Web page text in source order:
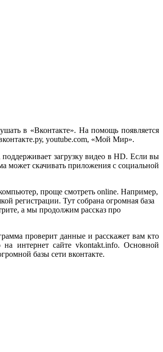
в «Вконтакте». На помощь появляется
youtube.com, «Мой Мир».
загрузку видео в HD. Если вы
может скачивать приложения с социальной
проще смотреть online. Например,
регистрации. Тут собрана огромная база
а мы продолжим рассказ про
проверит данные и расскажет вам кто
интернет сайте vkontakt.info. Основной
базы сети вконтакте.